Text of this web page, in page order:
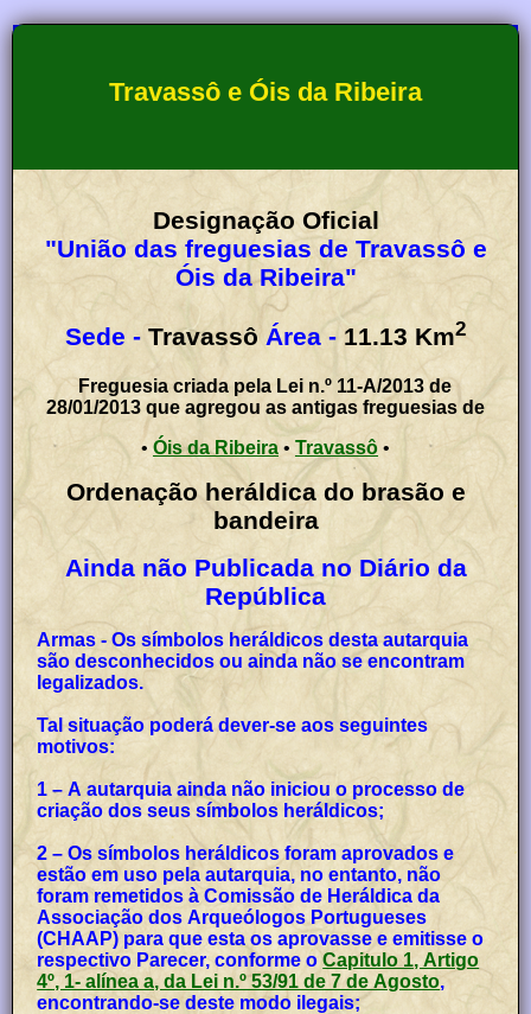
Travassô e Óis da Ribeira
Designação Oficial
"União das freguesias de Travassô e
Óis da Ribeira"
Sede - Travassô Área - 11.13 Km2
Freguesia criada pela Lei n.º 11-A/2013 de
28/01/2013 que agregou as antigas freguesias de
• Óis da Ribeira • Travassô •
Ordenação heráldica do brasão e
bandeira
Ainda não Publicada no Diário da
República
Armas - Os símbolos heráldicos desta autarquia
são desconhecidos ou ainda não se encontram
legalizados.
Tal situação poderá dever-se aos seguintes
motivos:
1 – A autarquia ainda não iniciou o processo de
criação dos seus símbolos heráldicos;
2 – Os símbolos heráldicos foram aprovados e
estão em uso pela autarquia, no entanto, não
foram remetidos à Comissão de Heráldica da
Associação dos Arqueólogos Portugueses
(CHAAP) para que esta os aprovasse e emitisse o
respectivo Parecer, conforme oCapitulo 1, Artigo
4º, 1- alínea a, da Lei n.º 53/91 de 7 de Agosto,
encontrando-se deste modo ilegais;